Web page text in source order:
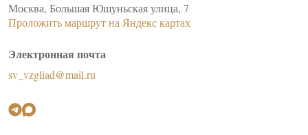
Москва, Большая Юшуньская улица, 7
Проложить маршрут на Яндекс картах
Электронная почта
sv_vzgliad@mail.ru